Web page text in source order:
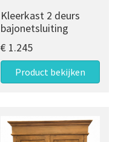
Kleerkast 2 deurs
bajonetsluiting
€ 1.245
Product bekijken